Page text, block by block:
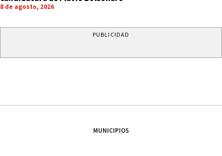
8 de agosto, 2026
PUBLICIDAD
MUNICIPIOS